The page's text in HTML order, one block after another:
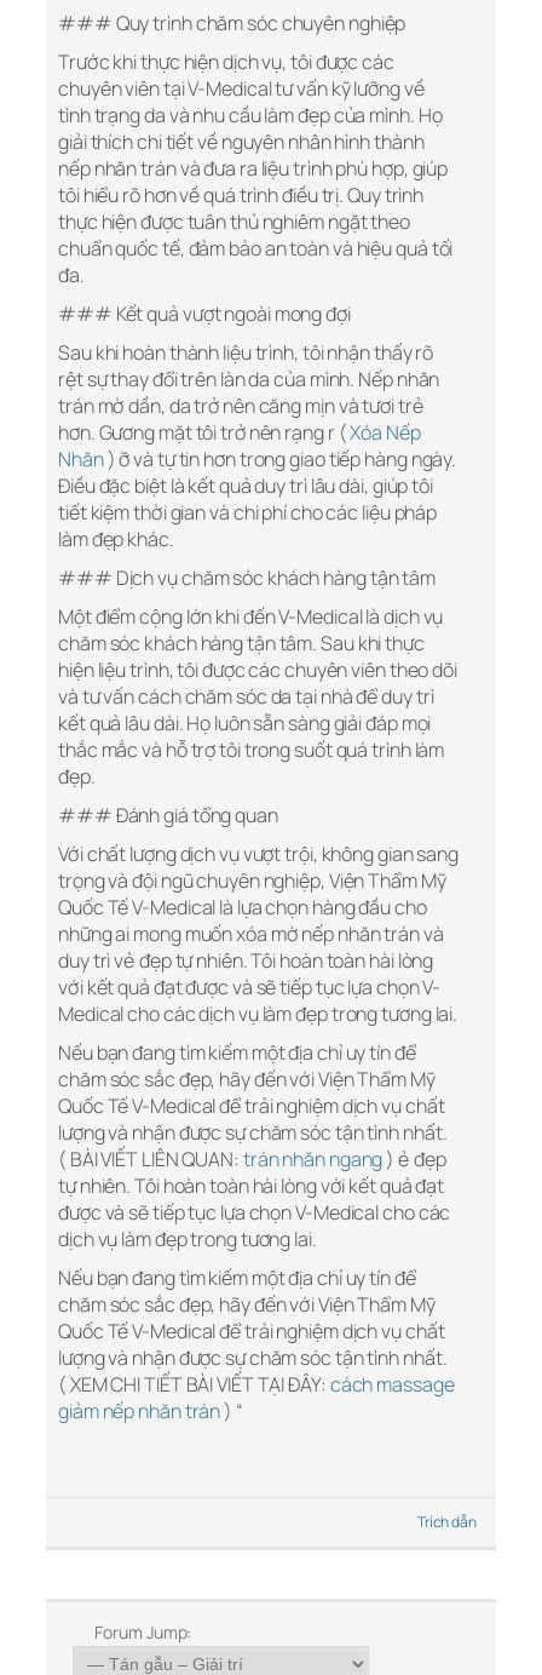
### Quy trình chăm sóc chuyên nghiệp
Trước khi thực hiện dịch vụ, tôi được các
chuyên viên tại V-Medical tư vấn kỹ lưỡng về
tình trạng da và nhu cầu làm đẹp của mình. Họ
giải thích chi tiết về nguyên nhân hình thành
nếp nhăn trán và đưa ra liệu trình phù hợp, giúp
tôi hiểu rõ hơn về quá trình điều trị. Quy trình
thực hiện được tuân thủ nghiêm ngặt theo
chuẩn quốc tế, đảm bảo an toàn và hiệu quả tối
đa.
### Kết quả vượt ngoài mong đợi
Sau khi hoàn thành liệu trình, tôi nhận thấy rõ
rệt sự thay đổi trên làn da của mình. Nếp nhăn
trán mờ dần, da trở nên căng mịn và tươi trẻ
hơn. Gương mặt tôi trở nên rạng r (Xóa Nếp
Nhăn) ỡ và tự tin hơn trong giao tiếp hàng ngày.
Điều đặc biệt là kết quả duy trì lâu dài, giúp tôi
tiết kiệm thời gian và chi phí cho các liệu pháp
làm đẹp khác.
### Dịch vụ chăm sóc khách hàng tận tâm
Một điểm cộng lớn khi đến V-Medical là dịch vụ
chăm sóc khách hàng tận tâm. Sau khi thực
hiện liệu trình, tôi được các chuyên viên theo dõi
và tư vấn cách chăm sóc da tại nhà để duy trì
kết quả lâu dài. Họ luôn sẵn sàng giải đáp mọi
thắc mắc và hỗ trợ tôi trong suốt quá trình làm
đẹp.
### Đánh giá tổng quan
Với chất lượng dịch vụ vượt trội, không gian sang
trọng và đội ngũ chuyên nghiệp, Viện Thẩm Mỹ
Quốc Tế V-Medical là lựa chọn hàng đầu cho
những ai mong muốn xóa mờ nếp nhăn trán và
duy trì vẻ đẹp tự nhiên. Tôi hoàn toàn hài lòng
với kết quả đạt được và sẽ tiếp tục lựa chọn V-
Medical cho các dịch vụ làm đẹp trong tương lai.
Nếu bạn đang tìm kiếm một địa chỉ uy tín để
chăm sóc sắc đẹp, hãy đến với Viện Thẩm Mỹ
Quốc Tế V-Medical để trải nghiệm dịch vụ chất
lượng và nhận được sự chăm sóc tận tình nhất.
( BÀI VIẾT LIÊN QUAN: trán nhăn ngang) ẻ đẹp
tự nhiên. Tôi hoàn toàn hài lòng với kết quả đạt
được và sẽ tiếp tục lựa chọn V-Medical cho các
dịch vụ làm đẹp trong tương lai.
Nếu bạn đang tìm kiếm một địa chỉ uy tín để
chăm sóc sắc đẹp, hãy đến với Viện Thẩm Mỹ
Quốc Tế V-Medical để trải nghiệm dịch vụ chất
lượng và nhận được sự chăm sóc tận tình nhất.
( XEM CHI TIẾT BÀI VIẾT TẠI ĐÂY: cách massage
giảm nếp nhăn trán) “
Trích dẫn
Forum Jump: